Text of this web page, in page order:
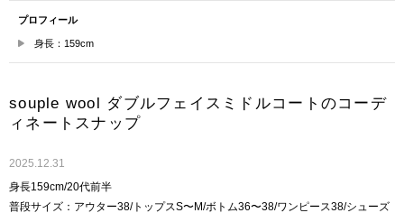
プロフィール
身長：159cm
souple wool ダブルフェイスミドルコートのコーデ
ィネートスナップ
2025.12.31
身長159cm/20代前半
普段サイズ：アウター38/トップスS〜M/ボトム36〜38/ワンピース38/シューズ